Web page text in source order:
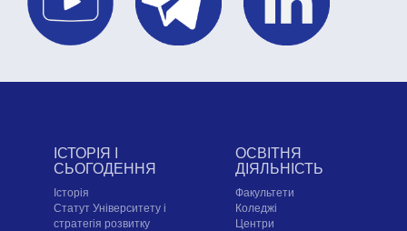
ІСТОРІЯ І
СЬОГОДЕННЯ
Історія
Статут Університету і
стратегія розвитку
ОСВІТНЯ
ДІЯЛЬНІСТЬ
Факультети
Коледжі
Центри